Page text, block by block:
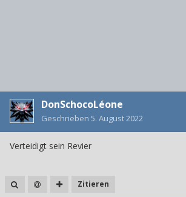
DonSchocoLéone
Geschrieben 5. August 2022
Verteidigt sein Revier
Zitieren